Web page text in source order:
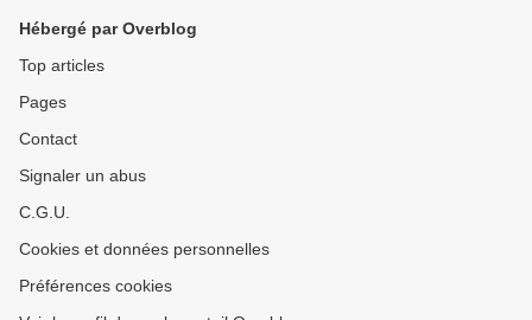
Hébergé par Overblog
Top articles
Pages
Contact
Signaler un abus
C.G.U.
Cookies et données personnelles
Préférences cookies